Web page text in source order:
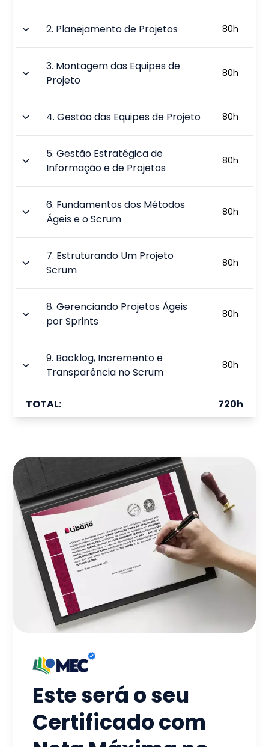
2. Planejamento de Projetos 80h
3. Montagem das Equipes de
Projeto
80h
4.Gestão das Equipes de Projeto 80h
5.Gestão Estratégica de
Informação e de Projetos
80h
6. Fundamentos dos Métodos
Ágeis e o Scrum
80h
7. Estruturando Um Projeto
Scrum
80h
8.Gerenciando Projetos Ágeis
por Sprints
80h
9. Backlog, Incremento e
Transparência no Scrum
80h
TOTAL: 720h
Este será o seu
Certificado com